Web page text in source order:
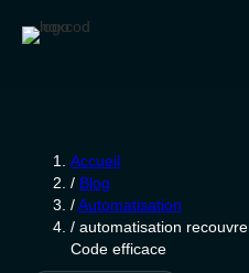
Accueil
/ Blog
/Automatisation
/ automatisation
Code efficace